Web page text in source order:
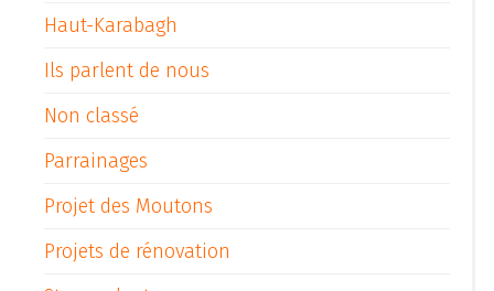
Haut-Karabagh
Ils parlent de nous
Non classé
Parrainages
Projet des Moutons
Projets de rénovation